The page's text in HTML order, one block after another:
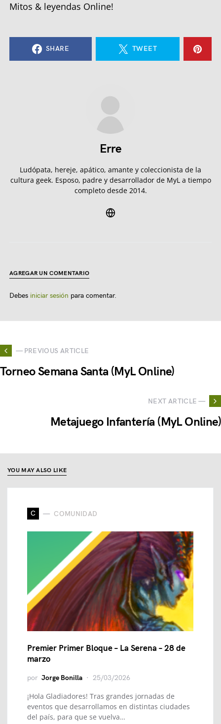
Mitos & leyendas Online!
SHARE TWEET
Erre
Ludópata, hereje, apático, amante y coleccionista de la
cultura geek. Esposo, padre y desarrollador de MyL a tiempo
completo desde 2014.
AGREGAR UN COMENTARIO
Debes iniciar sesión para comentar.
— PREVIOUS ARTICLE
Torneo Semana Santa (MyL Online)
NEXT ARTICLE —
Metajuego Infantería (MyL Online)
YOU MAY ALSO LIKE
C COMUNIDAD
Premier Primer Bloque – La Serena – 28 de
marzo
por Jorge Bonilla 25/03/2026
¡Hola Gladiadores! Tras grandes jornadas de
eventos que desarrollamos en distintas ciudades
del país, para que se vuelva…